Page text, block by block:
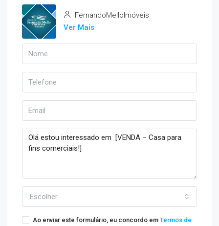
FernandoMelloImóveis
Ver Mais
Escolher
Ao enviar este formulário, eu concordo em Termos de